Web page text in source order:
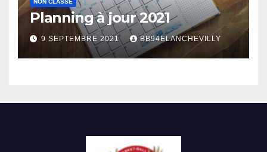
NON CLASSÉ
Planning à jour 2021
9 SEPTEMBRE 2021 BB94ELANCHEVILLY